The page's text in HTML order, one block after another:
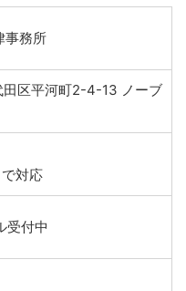
事務所
区平河町2-4-13 ノーブ
対応
受付中